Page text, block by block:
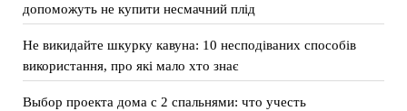
допоможуть не купити несмачний плід
Не викидайте шкурку кавуна: 10 несподіваних способів
використання, про які мало хто знає
Выбор проекта дома с 2 спальнями: что учесть